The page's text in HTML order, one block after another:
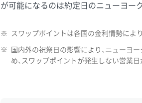
が可能になるのは約定日のニューヨー
※ スワップポイントは各国の金利情勢によ
※
国内外の祝祭日の影響により、ニューヨ
め、スワップポイントが発生しない営業日